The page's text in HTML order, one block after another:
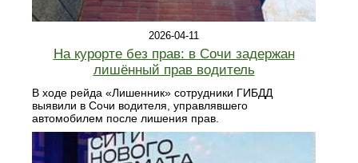
2026-04-11
На курорте без прав: в Сочи задержан
лишённый прав водитель
В ходе рейда «Лишенник» сотрудники ГИБДД
выявили в Сочи водителя, управлявшего
автомобилем после лишения прав.